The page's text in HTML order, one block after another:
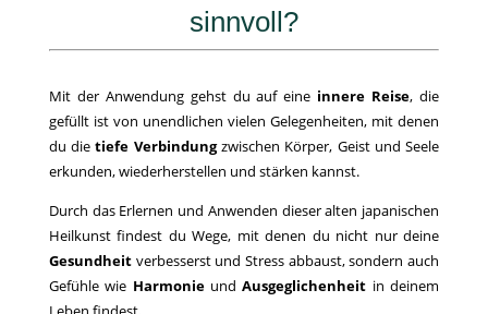
sinnvoll?
Mit der Anwendung gehst du auf eine innere Reise, die
gefüllt ist von unendlichen vielen Gelegenheiten, mit denen
du dietiefe Verbindungzwischen Körper, Geist und Seele
erkunden, wiederherstellen und stärken kannst.
Durch das Erlernen und Anwenden dieser alten japanischen
Heilkunst findest du Wege, mit denen du nicht nur deine
Gesundheitverbesserst und Stress abbaust, sondern auch
Gefühle wie HarmonieundAusgeglichenheit in deinem